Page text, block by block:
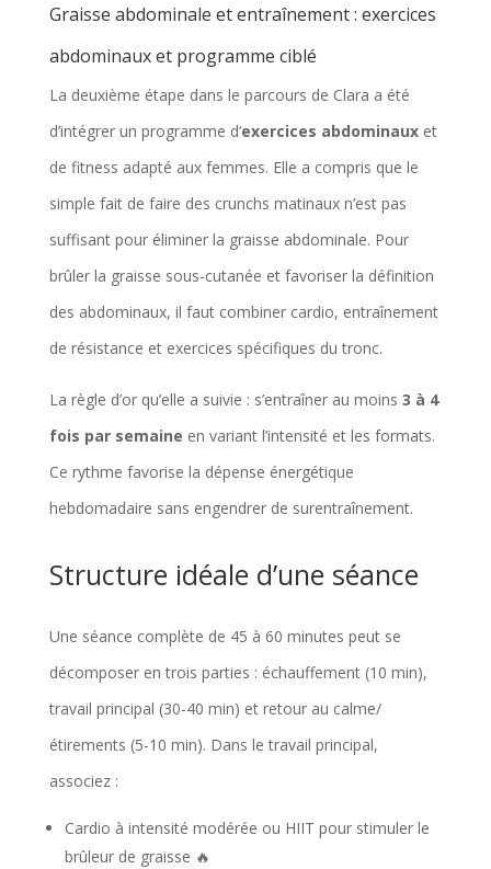
Graisse abdominale et entraînement : exercices
abdominaux et programme ciblé
La deuxième étape dans le parcours de Clara a été
d’intégrer un programme d’exercices abdominauxet
de fitness adapté aux femmes. Elle a compris que le
simple fait de faire des crunchs matinaux n’est pas
suffisant pour éliminer la graisse abdominale. Pour
brûler la graisse sous-cutanée et favoriser la définition
des abdominaux, il faut combiner cardio, entraînement
de résistance et exercices spécifiques du tronc.
La règle d’or qu’elle a suivie : s’entraîner au moins 3 à 4
fois par semaine en variant l’intensité et les formats.
Ce rythme favorise la dépense énergétique
hebdomadaire sans engendrer de surentraînement.
Structure idéale d’une séance
Une séance complète de 45 à 60 minutes peut se
décomposer en trois parties : échauffement (10 min),
travail principal (30-40 min) et retour au calme/
étirements (5-10 min). Dans le travail principal,
associez :
Cardio à intensité modérée ou HIIT pour stimuler le
brûleur de graisse 🔥